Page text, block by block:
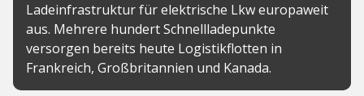
Ladeinfrastruktur für elektrische Lkw europaweit
aus. Mehrere hundert Schnellladepunkte
versorgen bereits heute Logistikflotten in
Frankreich, Großbritannien und Kanada.